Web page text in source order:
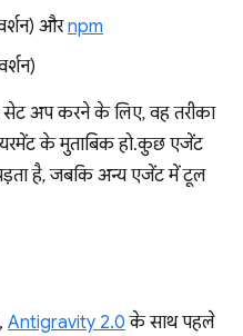
औरnpm
अप करने के लिए, वह तरीका
के मुताबिक हो. कुछ एजेंट
है, जबकि अन्य एजेंट में टूल
Antigravity 2.0 के साथ पहले